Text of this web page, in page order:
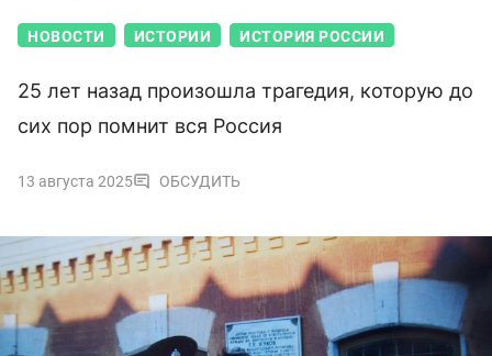
НОВОСТИ ИСТОРИИ ИСТОРИЯ РОССИИ
25 лет назад произошла трагедия, которую до
сих пор помнит вся Россия
13 августа 2025 ОБСУДИТЬ